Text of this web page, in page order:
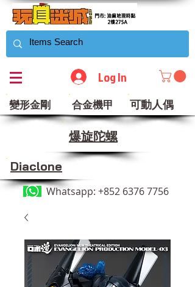
Log In
變形金剛 合金機甲 可動人偶
​爆旋陀螺
Diaclone
Whatsapp: +852 6376 7756